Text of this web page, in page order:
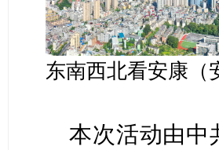
东南西北看安康
本次活动由中